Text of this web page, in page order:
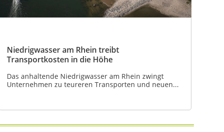
Niedrigwasser am Rhein treibt
Transportkosten in die Höhe
Das anhaltende Niedrigwasser am Rhein zwingt
Unternehmen zu teureren Transporten und neuen...